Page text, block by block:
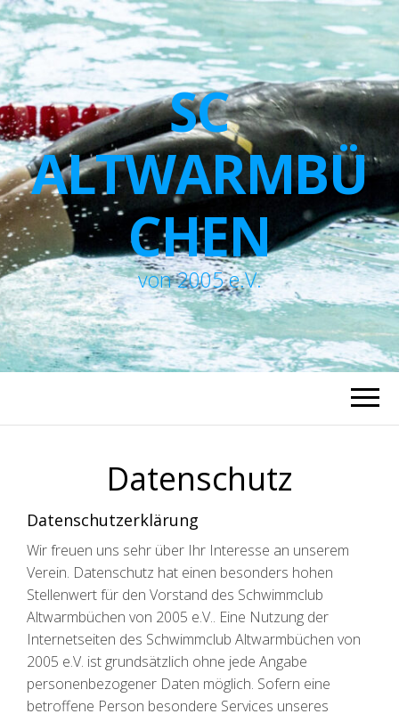
SC
ALTWARMBÜ
CHEN
von 2005 e.V.
Datenschutz
Datenschutzerklärung
Wir freuen uns sehr über Ihr Interesse an unserem
Verein. Datenschutz hat einen besonders hohen
Stellenwert für den Vorstand des Schwimmclub
Altwarmbüchen von 2005 e.V.. Eine Nutzung der
Internetseiten des Schwimmclub Altwarmbüchen von
2005 e.V. ist grundsätzlich ohne jede Angabe
personenbezogener Daten möglich. Sofern eine
betroffene Person besondere Services unseres